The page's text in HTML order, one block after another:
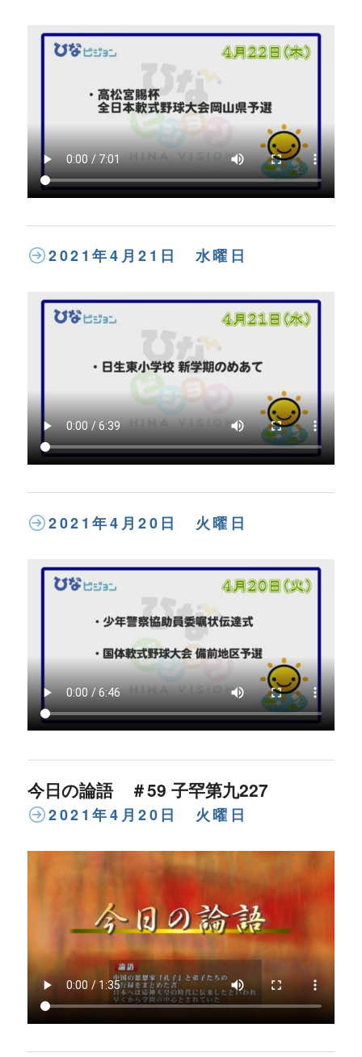
2021年4月21日 水曜日
2021年4月20日 火曜日
今日の論語 ＃59 子罕第九227
2021年4月20日 火曜日